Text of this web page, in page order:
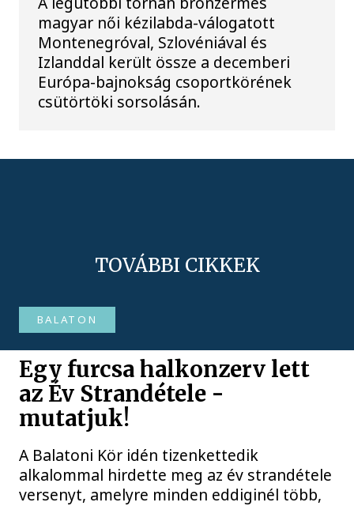
magyar női kézilabda-válogatott
Montenegróval, Szlovéniával és
Izlanddal került össze a decemberi
Európa-bajnokság csoportkörének
csütörtöki sorsolásán.
TOVÁBBI CIKKEK
BALATON
Egy furcsa halkonzerv lett
az Év Strandétele -
mutatjuk!
A Balatoni Kör idén tizenkettedik
alkalommal hirdette meg az év strandétele
versenyt, amelyre minden eddiginél több,